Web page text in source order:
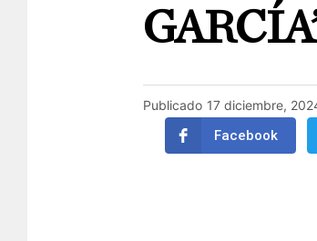
Publicado 17 diciembre,
Facebook